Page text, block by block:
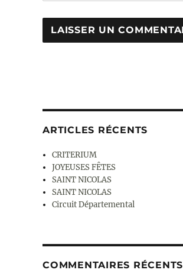
ARTICLES RÉCENTS
CRITERIUM
JOYEUSES FÊTES
SAINT NICOLAS
SAINT NICOLAS
Circuit Départemental
COMMENTAIRES RÉCENTS